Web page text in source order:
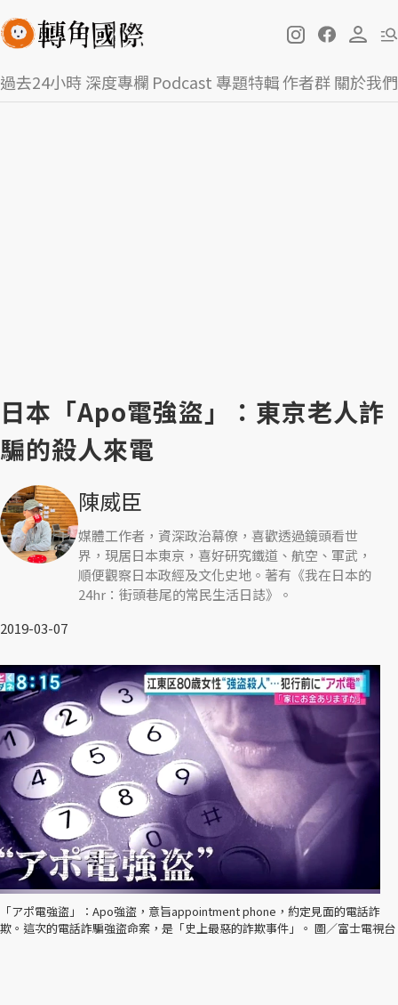
過去24小時深度專欄 Podcast 專題特輯作者群關於我們
日本「Apo電強盜」：東京老人詐
騙的殺人來電
陳威臣
媒體工作者，資深政治幕僚，喜歡透過鏡頭看世
界，現居日本東京，喜好研究鐵道、航空、軍武，
順便觀察日本政經及文化史地。著有《我在日本的
24hr：街頭巷尾的常民生活日誌》。
2019-03-07
「アポ電強盜」：Apo強盜，意旨appointment phone，約定見面的電話詐
欺。這次的電話詐騙強盜命案，是「史上最惡的詐欺事件」。 圖／富士電視台